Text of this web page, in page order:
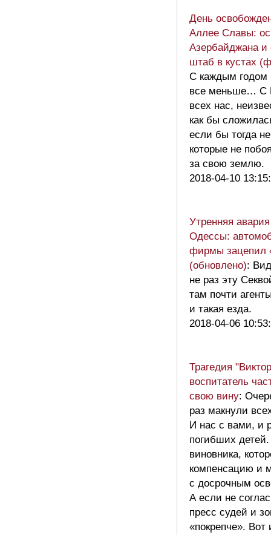
День
Аллее Славы:
Азербайджана и
штаб в кустах
С каждым годом
все меньше… С
всех нас,
как бы
если бы тогда
которые не
за свою землю.
2018-04-10
Утренняя
Одессы:
фирмы зацепил
(обновлено):
не раз эту
там почти
и такая езда.
2018-04-06
Трагедия
воспитатель
свою вину:
раз макнули
И нас с вами, и
погибших
виновника,
компенсацию и
с досрочным
А если не
пресс судей и
«покрепче». Вот